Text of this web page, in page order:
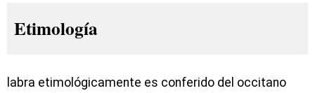
Etimología
labra etimológicamente es conferido del occitano